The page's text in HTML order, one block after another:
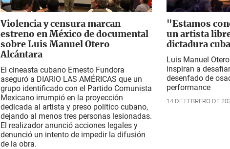
Violencia y censura marcan
estreno en México de documental
sobre Luis Manuel Otero
Alcántara
El cineasta cubano Ernesto Fundora
aseguró a DIARIO LAS AMÉRICAS que un
grupo identificado con el Partido Comunista
Mexicano irrumpió en la proyección
dedicada al artista y preso político cubano,
dejando al menos tres personas lesionadas.
El realizador anunció acciones legales y
denunció un intento de impedir la difusión
de la obra.
"Estamos
un artista
dictadura
Luis Manuel
inspiran a
desenfado de
performance
14 DE FEBRERO DE